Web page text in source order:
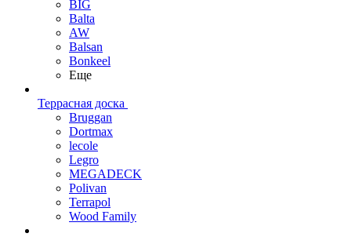
BIG
Balta
AW
Balsan
Bonkeel
Еще
Террасная доска
Bruggan
Dortmax
lecole
Legro
MEGADECK
Polivan
Terrapol
Wood Family